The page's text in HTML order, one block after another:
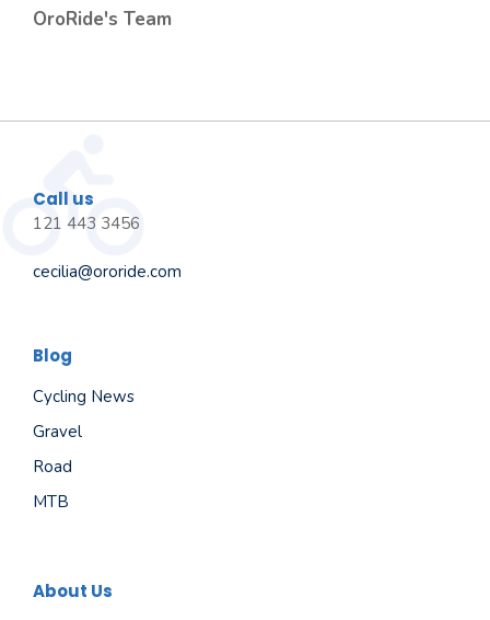
OroRide's Team
Call us
121 443 3456
cecilia@ororide.com
Blog
Cycling News
Gravel
Road
MTB
About Us